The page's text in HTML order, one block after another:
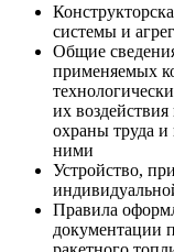
системы и
Общие
применяемых
их
охраны труда и
ними
Устройство,
Правила
документации